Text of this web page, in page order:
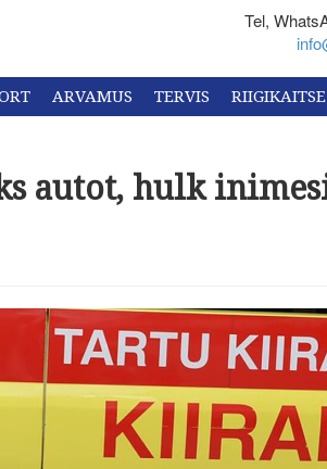
Tel,
ARVAMUS TERVIS RIIGIKAITSE
autot, hulk